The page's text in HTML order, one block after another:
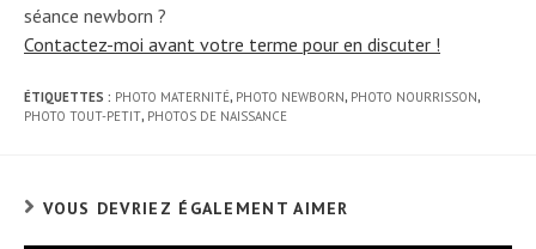
séance newborn ?
Contactez-moi avant votre terme pour en discuter !
ÉTIQUETTES : PHOTO MATERNITÉ, PHOTO NEWBORN, PHOTO NOURRISSON,
PHOTO TOUT-PETIT, PHOTOS DE NAISSANCE
VOUS DEVRIEZ ÉGALEMENT AIMER